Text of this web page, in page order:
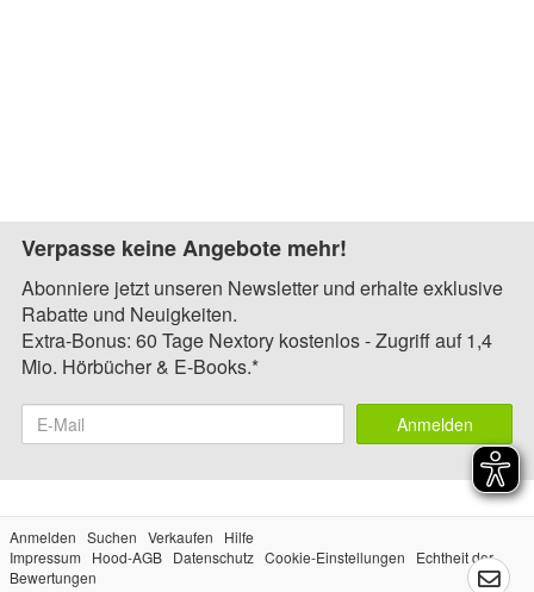
Verpasse keine Angebote mehr!
Abonniere jetzt unseren Newsletter und erhalte exklusive
Rabatte und Neuigkeiten.
Extra-Bonus: 60 Tage Nextory kostenlos - Zugriff auf 1,4
Mio. Hörbücher & E-Books.*
Anmelden
Anmelden Suchen Verkaufen
Hilfe
Impressum
Hood-AGB Datenschutz Cookie-Einstellungen
Echtheit der
Bewertungen